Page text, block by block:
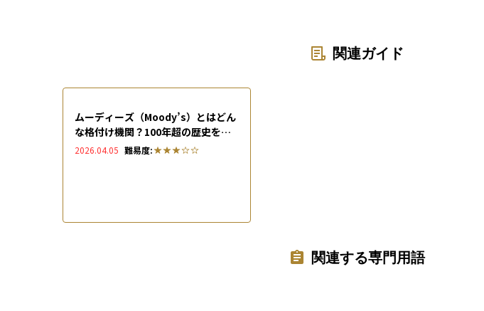
関連ガイド
ムーディーズ（Moody’s）とはどん
な格付け機関？100年超の歴史を持
つ老舗の役割と最新動向を解説
2026.04.05 難易度:
関連する専門用語